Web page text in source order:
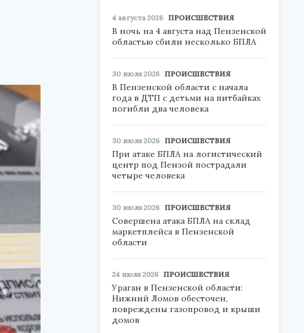
4 августа 2026 ПРОИСШЕСТВИЯ
В ночь на 4 августа над Пензенской
областью сбили несколько БПЛА
30 июля 2026 ПРОИСШЕСТВИЯ
В Пензенской области с начала
года в ДТП с детьми на питбайках
погибли два человека
30 июля 2026 ПРОИСШЕСТВИЯ
При атаке БПЛА на логистический
центр под Пензой пострадали
четыре человека
30 июля 2026 ПРОИСШЕСТВИЯ
Совершена атака БПЛА на склад
маркетплейса в Пензенской
области
24 июля 2026 ПРОИСШЕСТВИЯ
Ураган в Пензенской области:
Нижний Ломов обесточен,
повреждены газопровод и крыши
домов